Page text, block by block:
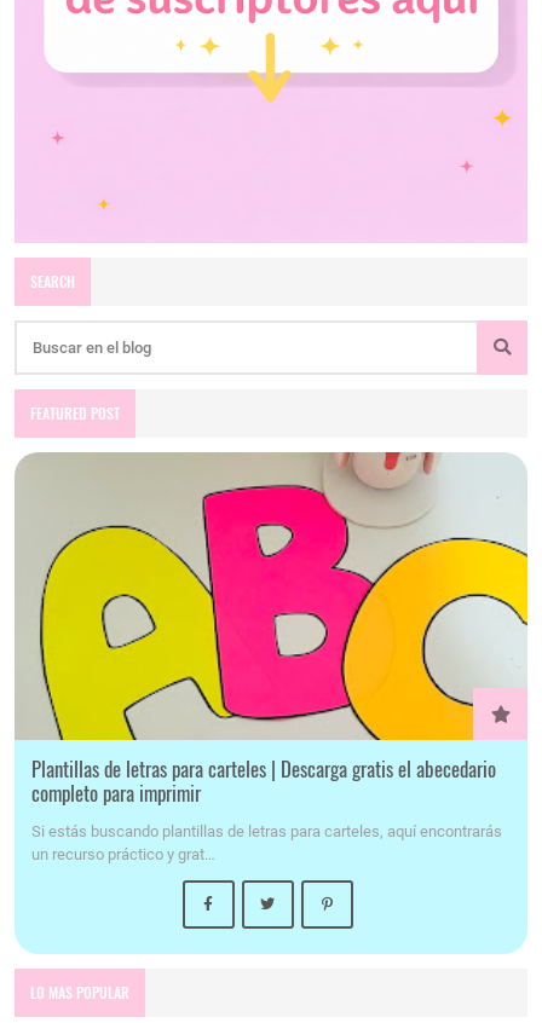
SEARCH
FEATURED POST
Plantillas de letras para carteles | Descarga gratis el abecedario
completo para imprimir
Si estás buscando plantillas de letras para carteles, aquí encontrarás
un recurso práctico y grat…
LO MAS POPULAR